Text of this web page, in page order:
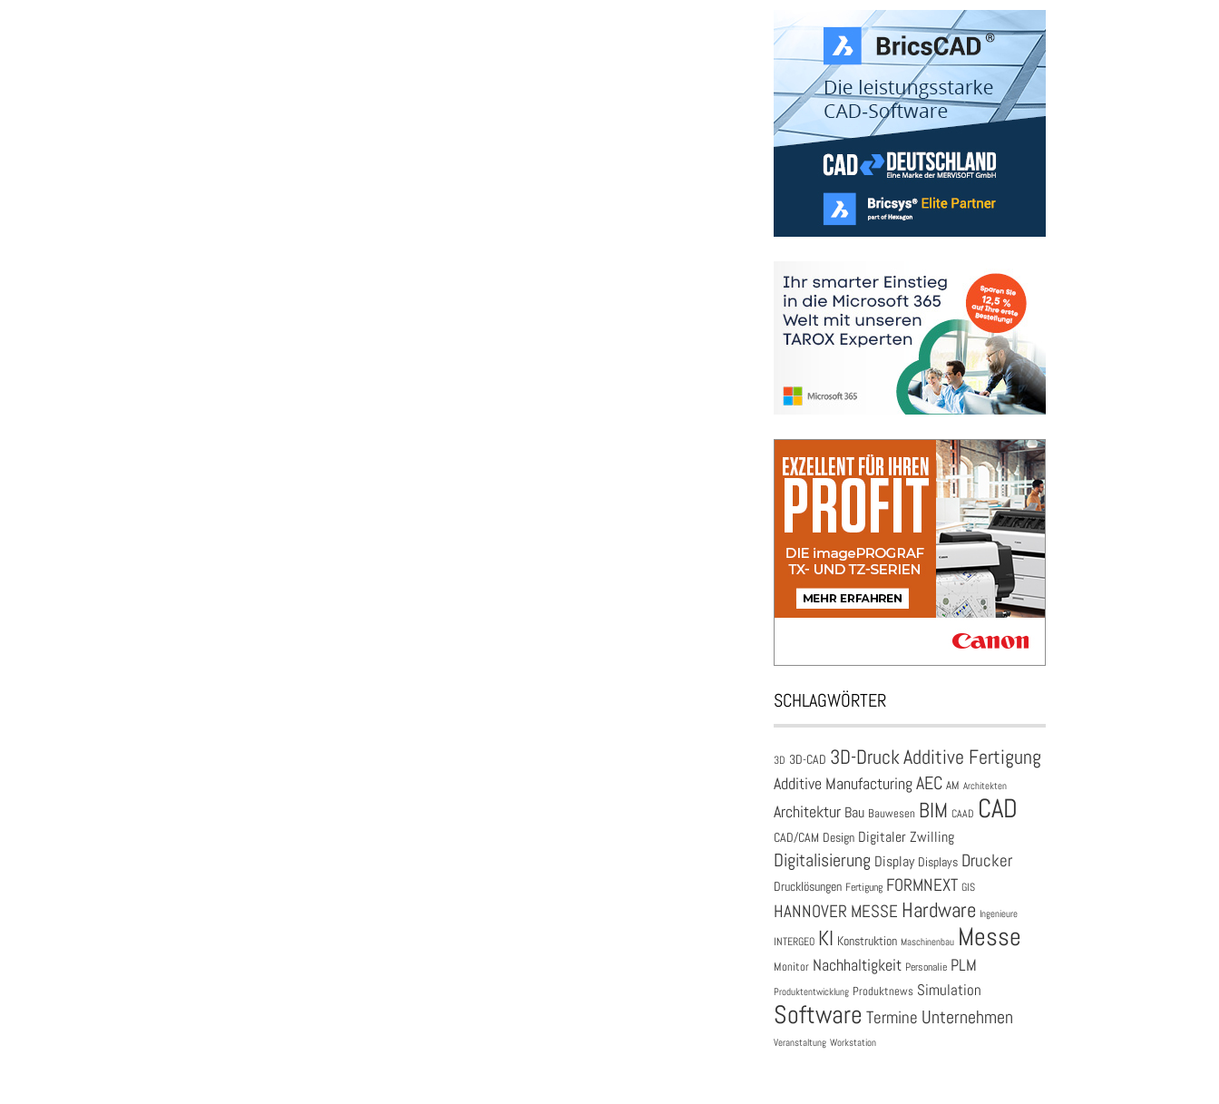
SCHLAGWÖRTER
3D 3D-CAD 3D-DruckAdditive Fertigung
Additive ManufacturingAEC AM Architekten
Architektur Bau Bauwesen BIM CAAD CAD
CAD/CAM Design Digitaler Zwilling
Digitalisierung Display Displays Drucker
Drucklösungen Fertigung FORMNEXT GIS
HANNOVER MESSE Hardware Ingenieure
INTERGEO KI Konstruktion Maschinenbau Messe
Monitor Nachhaltigkeit Personalie PLM
Produktentwicklung Produktnews Simulation
Software Termine Unternehmen
Veranstaltung Workstation